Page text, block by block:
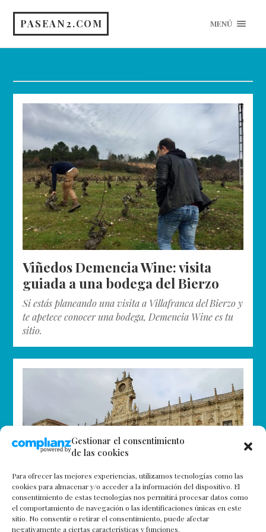
Gestionar el consentimiento
de las cookies
Para ofrecer las mejores experiencias, utilizamos tecnologías como las
cookies para almacenar y/o acceder a la información del dispositivo. El
consentimiento de estas tecnologías nos permitirá procesar datos como
el comportamiento de navegación o las identificaciones únicas en este
sitio. No consentir o retirar el consentimiento, puede afectar
negativamente a ciertas características y funciones.
PASEAN2.COM MENÚ
Viñedos Demencia Wine: visita
guiada a una bodega del Bierzo
Si estás planeando una visita a Villafranca del Bierzo y
te apetece conocer una bodega, Demencia Wine es tu
sitio.